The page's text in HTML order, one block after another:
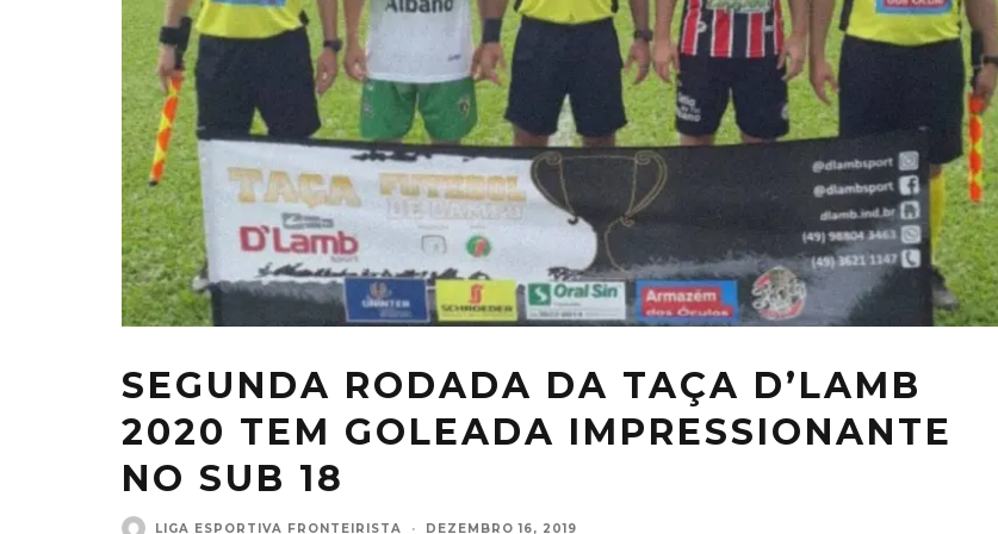
SEGUNDA RODADA DA TAÇA D’LAMB
2020 TEM GOLEADA IMPRESSIONANTE
NO SUB 18
LIGA ESPORTIVA FRONTEIRISTA · DEZEMBRO 16, 2019